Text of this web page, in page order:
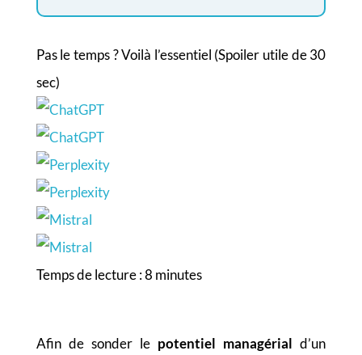
Pas le temps ? Voilà l’essentiel (Spoiler utile de 30
sec)
Temps de lecture :8 minutes
Afin de sonder le potentiel managérial d’un